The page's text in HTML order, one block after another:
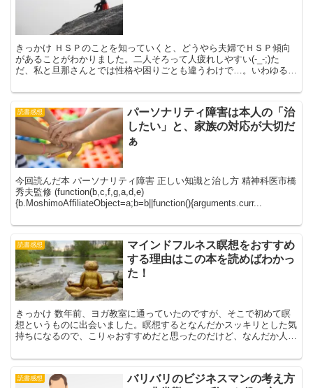
きっかけ ＨＳＰのことを知っていくと、どうやら夫婦でＨＳＰ傾向
があることがわかりました。二人そろって人疲れしやすい(-_-;)た
だ、私と旦那さんとでは性格や困りごとも違うわけで…。いわゆる生
読書感想
パーソナリティ障害は本人の「治
したい」と、家族の対応が大切だ
ぁ
今回読んだ本 パーソナリティ障害 正しい知識と治し方 精神科医市橋
秀夫監修 (function(b,c,f,g,a,d,e)
{b.MoshimoAffiliateObject=a;b=b||function(){arguments.curr...
読書感想
マインドフルネス瞑想をおすすめ
する理由はこの本を読めばわかっ
た！
きっかけ 数年前、ヨガ教室に通っていたのですが、そこで初めて瞑
想というものに出会いました。瞑想するとなんだかスッキリとした気
持ちになるので、こりゃおすすめだと思ったのだけど、なんだか人に
読書感想
バリバリのビジネスマンの考え方